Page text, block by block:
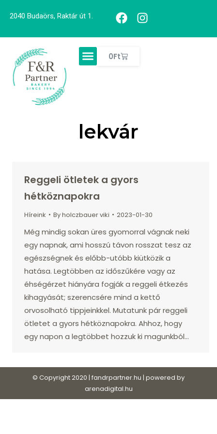
2040 Budaörs, Raktár út 1.
0Ft
lekvár
Reggeli ötletek a gyors
hétköznapokra
Híreink Byholczbauer viki 2023-01-30
Még mindig sokan üres gyomorral vágnak neki
egy napnak, ami hosszú távon rosszat tesz az
egészségnek és előbb-utóbb kiütközik a
hatása. Legtöbben az időszűkére vagy az
éhségérzet hiányára fogják a reggeli étkezés
kihagyását; szerencsére mind a kettő
orvosolható tippjeinkkel. Mutatunk pár reggeli
ötletet a gyors hétköznapokra. Ahhoz, hogy
egy napon a legtöbbet hozzuk ki magunkból…
© Copyright 2020 | fandrpartner.hu | powered by
arenadigital.hu